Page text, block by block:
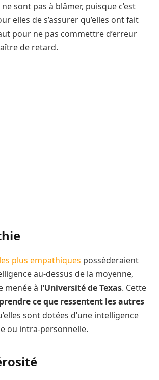
sont pas à blâmer, puisque c’est
elles de s’assurer qu’elles ont fait
pour ne pas commettre d’erreur
de retard.
les plus empathiques possèderaient
au-dessus de la moyenne,
menée à l’Université de Texas. Cette
ce que ressentent les autres
sont dotées d’une intelligence
ou intra-personnelle.